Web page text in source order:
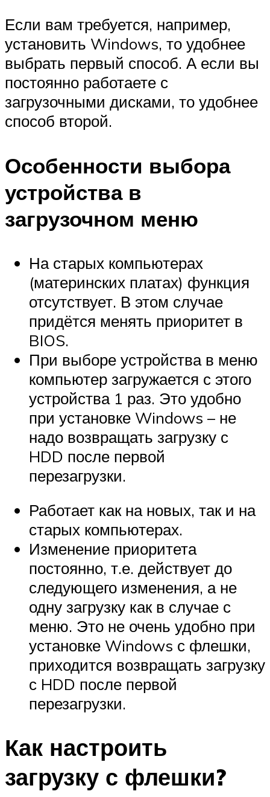
Если вам требуется, например,
установить Windows, то удобнее
выбрать первый способ. А если вы
постоянно работаете с
загрузочными дисками, то удобнее
способ второй.
Особенности выбора
устройства в
загрузочном меню
На старых компьютерах
(материнских платах) функция
отсутствует. В этом случае
придётся менять приоритет в
BIOS.
При выборе устройства в меню
компьютер загружается с этого
устройства 1 раз. Это удобно
при установке Windows – не
надо возвращать загрузку с
HDD после первой
перезагрузки.
Работает как на новых, так и на
старых компьютерах.
Изменение приоритета
постоянно, т.е. действует до
следующего изменения, а не
одну загрузку как в случае с
меню. Это не очень удобно при
установке Windows с флешки,
приходится возвращать загрузку
с HDD после первой
перезагрузки.
Как настроить
загрузку с флешки?